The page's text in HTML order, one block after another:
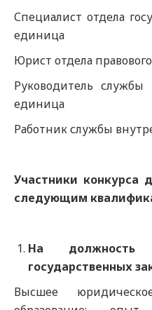
Специалист отдела
единица
Юрист отдела
Руководитель
единица
Работник службы
Участники конкурса
следующим
На должность
государственных
Высшее